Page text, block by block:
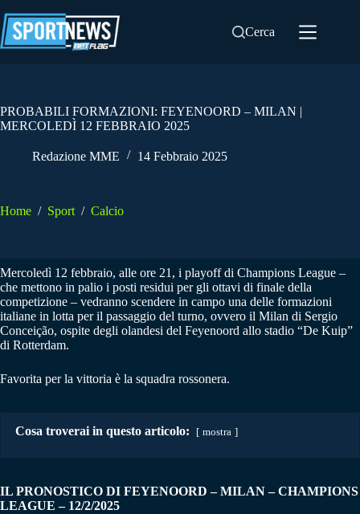
al
contenuto
Cerca
PROBABILI FORMAZIONI: FEYENOORD – MILAN |
MERCOLEDÌ 12 FEBBRAIO 2025
Redazione MME 14 Febbraio 2025
Home / Sport / Calcio
Mercoledì 12 febbraio, alle ore 21, i playoff di Champions League –
che mettono in palio i posti residui per gli ottavi di finale della
competizione – vedranno scendere in campo una delle formazioni
italiane in lotta per il passaggio del turno, ovvero il Milan di Sergio
Conceição, ospite degli olandesi del Feyenoord allo stadio “De Kuip”
di Rotterdam.
Favorita per la vittoria è la squadra rossonera.
Cosa troverai in questo articolo: mostra
IL PRONOSTICO DI FEYENOORD – MILAN–CHAMPIONS
LEAGUE – 12/2/2025